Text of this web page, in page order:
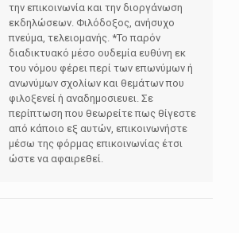
την επικοινωνία και την διοργάνωση
εκδηλώσεων. Φιλόδοξος, ανήσυχο
πνεύμα, τελειομανής. *Το παρόν
διαδικτυακό μέσο ουδεμία ευθύνη εκ
του νόμου φέρει περί των επωνύμων ή
ανωνύμων σχολίων και θεμάτων που
φιλοξενεί ή αναδημοσιευει. Σε
περίπτωση που θεωρείτε πως θίγεστε
από κάποιο εξ αυτών, επικοινωνήστε
μέσω της φόρμας επικοινωνίας έτσι
ώστε να αφαιρεθεί.